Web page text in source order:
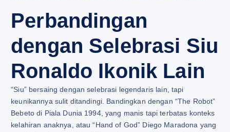
Perbandingan
dengan Selebrasi Siu
Ronaldo Ikonik Lain
“Siu” bersaing dengan selebrasi legendaris lain, tapi
keunikannya sulit ditandingi. Bandingkan dengan “The Robot”
Bebeto di Piala Dunia 1994, yang manis tapi terbatas konteks
kelahiran anaknya, atau “Hand of God” Diego Maradona yang